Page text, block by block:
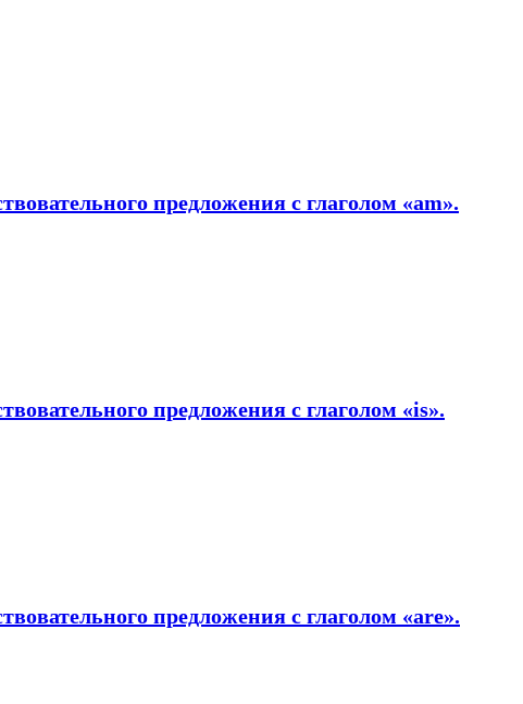
предложения с глаголом «am».
предложения с глаголом «is».
предложения с глаголом «are».